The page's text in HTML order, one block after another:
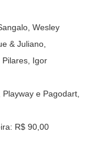
Wesley
& Juliano,
Igor
e Pagodart,
R$ 90,00